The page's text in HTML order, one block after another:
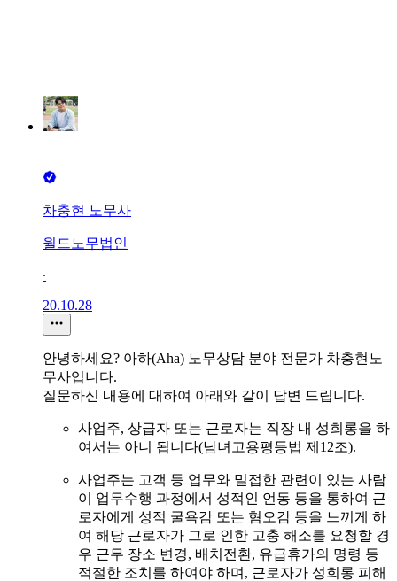
차충현 노무사
월드노무법인
∙
20.10.28
안녕하세요? 아하(Aha) 노무상담 분야 전문가 차충현노
무사입니다.
질문하신 내용에 대하여 아래와 같이 답변 드립니다.
사업주, 상급자 또는 근로자는 직장 내 성희롱을 하
여서는 아니 됩니다(남녀고용평등법 제12조).
사업주는 고객 등 업무와 밀접한 관련이 있는 사람
이 업무수행 과정에서 성적인 언동 등을 통하여 근
로자에게 성적 굴욕감 또는 혐오감 등을 느끼게 하
여 해당 근로자가 그로 인한 고충 해소를 요청할 경
우 근무 장소 변경, 배치전환, 유급휴가의 명령 등
적절한 조치를 하여야 하며, 근로자가 성희롱 피해